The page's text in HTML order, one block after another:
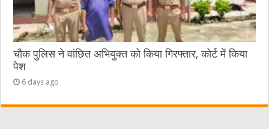
चौक पुलिस ने वांछित अभियुक्त को किया गिरफ्तार, कोर्ट में किया
पेश
6 days ago